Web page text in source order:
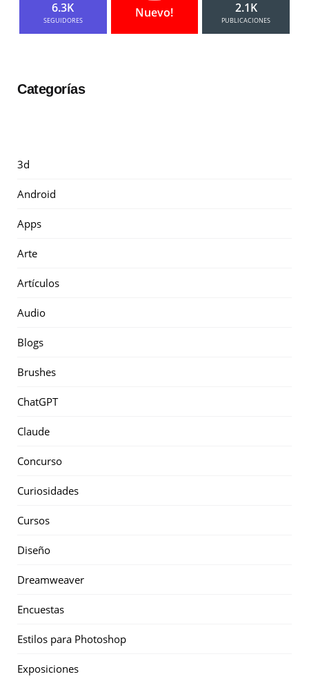
6.3K
SEGUIDORES
Nuevo! 2.1K
PUBLICACIONES
Categorías
3d
Android
Apps
Arte
Artículos
Audio
Blogs
Brushes
ChatGPT
Claude
Concurso
Curiosidades
Cursos
Diseño
Dreamweaver
Encuestas
Estilos para Photoshop
Exposiciones